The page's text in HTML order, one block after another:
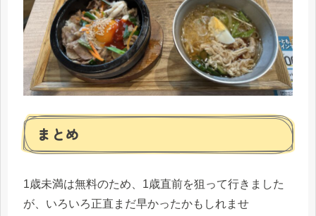
まとめ
1歳未満は無料のため、1歳直前を狙って行きました
が、いろいろ正直まだ早かったかもしれませ